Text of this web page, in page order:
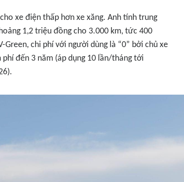
xe điện thấp hơn xe xăng. Anh tính trung
1,2 triệu đồng cho 3.000 km, tức 400
chi phí với người dùng là “0” bởi chủ xe
đến 3 năm (áp dụng 10 lần/tháng tới